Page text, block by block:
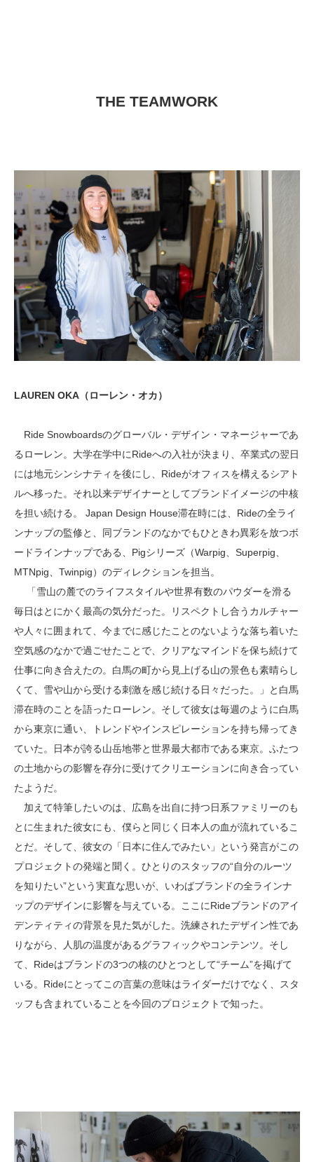
THE TEAMWORK
LAUREN OKA（ローレン・オカ）
Ride Snowboardsのグローバル・デザイン・マネージャーであ
るローレン。大学在学中にRideへの入社が決まり、卒業式の翌日
には地元シンシナティを後にし、Rideがオフィスを構えるシアト
ルへ移った。それ以来デザイナーとしてブランドイメージの中核
を担い続ける。 Japan Design House滞在時には、Rideの全ライ
ンナップの監修と、同ブランドのなかでもひときわ異彩を放つボ
ードラインナップである、Pigシリーズ（Warpig、Superpig、
MTNpig、Twinpig）のディレクションを担当。
「雪山の麓でのライフスタイルや世界有数のパウダーを滑る
毎日はとにかく最高の気分だった。リスペクトし合うカルチャー
や人々に囲まれて、今までに感じたことのないような落ち着いた
空気感のなかで過ごせたことで、クリアなマインドを保ち続けて
仕事に向き合えたの。白馬の町から見上げる山の景色も素晴らし
くて、雪や山から受ける刺激を感じ続ける日々だった。」と白馬
滞在時のことを語ったローレン。そして彼女は毎週のように白馬
から東京に通い、トレンドやインスピレーションを持ち帰ってき
ていた。日本が誇る山岳地帯と世界最大都市である東京。ふたつ
の土地からの影響を存分に受けてクリエーションに向き合ってい
たようだ。
加えて特筆したいのは、広島を出自に持つ日系ファミリーのも
とに生まれた彼女にも、僕らと同じく日本人の血が流れているこ
とだ。そして、彼女の「日本に住んでみたい」という発言がこの
プロジェクトの発端と聞く。ひとりのスタッフの“自分のルーツ
を知りたい”という実直な思いが、いわばブランドの全ラインナ
ップのデザインに影響を与えている。ここにRideブランドのアイ
デンティティの背景を見た気がした。洗練されたデザイン性であ
りながら、人肌の温度があるグラフィックやコンテンツ。そし
て、Rideはブランドの3つの核のひとつとして“チーム”を掲げて
いる。Rideにとってこの言葉の意味はライダーだけでなく、スタ
ッフも含まれていることを今回のプロジェクトで知った。